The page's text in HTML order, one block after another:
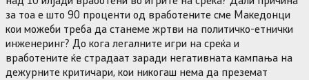
за тоа е што 90 проценти од вработените сме Македонци
кои можеби треба да станеме жртви на политичко-етнички
инженеринг? До кога легалните игри на среќа и
вработените ќе страдаат заради негативната кампања на
дежурните критичари, кои никогаш нема да преземат